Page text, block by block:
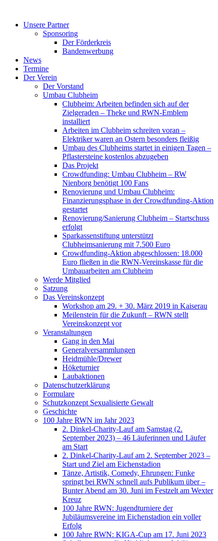
springenUnsere Partner
Sponsoring
Der Förderkreis
Bandenwerbung
News
Termine
Der Verein
Der Vorstand
Umbau Clubheim
Clubheim: Arbeiten befinden sich auf der
Zielgeraden – Theke und RWN-Emblem
installiert
Arbeiten im Clubheim schreiten voran –
Elektriker waren an Ostern besonders fleißig
Umbau des Clubheims startet in einigen Tagen –
Pflastersteine kostenlos abzugeben
Das Projekt
Crowdfunding: Umbau Clubheim – RW
Nienborg benötigt 100 Fans
Renovierung und Umbau Clubheim:
Finanzierungsphase in der Crowdfunding-Aktion
gestartet
Renovierung/Sanierung Clubheim – Startschuss
erfolgt
Sparkassenstiftung unterstützt
Clubheimsanierung mit 7.500 Euro
Crowdfunding-Aktion abgeschlossen: 18.000
Euro fließen in die RWN-Vereinskasse für die
Umbauarbeiten am Clubheim
Werde Mitglied
Satzung
Das Vereinskonzept
Workshop am 29. + 30. März 2019 in Kaiserau
Meilenstein für die Zukunft – RWN stellt
Vereinskonzept vor
Veranstaltungen
Gang in den Mai
Generalversammlungen
Heidmühle/Drewer
Höketurnier
Laubaktionen
Datenschutzerklärung
Formulare
Schutzkonzept Sexualisierte Gewalt
Geschichte
100 Jahre RWN im Jahr 2023
2. Dinkel-Charity-Lauf am Samstag (2.
September 2023) – 46 Läuferinnen und Läufer
am Start
2. Dinkel-Charity-Lauf am 2. September 2023 –
Start und Ziel am Eichenstadion
Tänze, Artistik, Comedy, Ehrungen: Funke
springt bei RWN schnell aufs Publikum über –
Bunter Abend am 30. Juni im Festzelt am Wexter
Kreuz
100 Jahre RWN: Jugendturniere der
Jubiläumsvereine im Eichenstadion ein voller
Erfolg
100 Jahre RWN: KIGA-Cup am 17. Juni 2023